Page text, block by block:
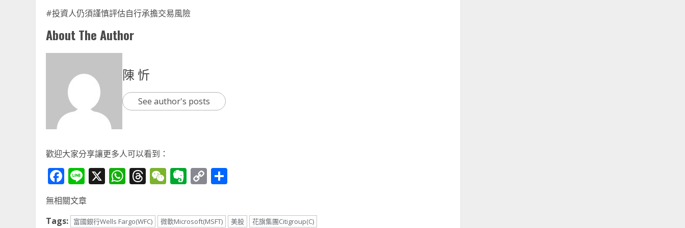
#投資人仍須謹慎評估自行承擔交易風險
About The Author
陳 忻
See author's posts
歡迎大家分享讓更多人可以看到：
Facebook
Line
X WhatsApp
Threads
WeChat
Evernote
Copy
無相關文章
Tags:
富國銀行Wells Fargo(WFC) 微軟Microsoft(MSFT) 美股 花旗集團Citigroup(C)